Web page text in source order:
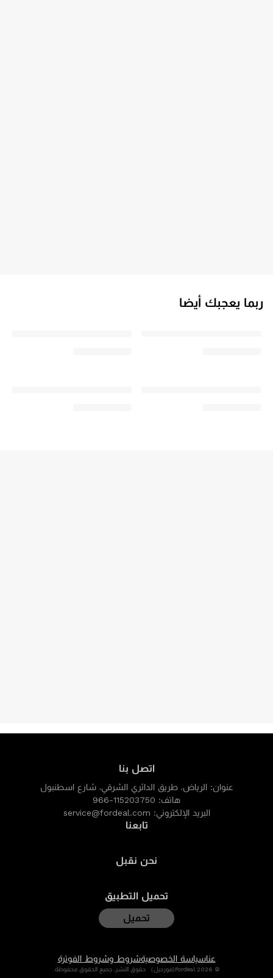
ربما يعجبك أيضا
اتصل بنا
عنوان: الرياض، طريق الدائري الشرقي، شارع اسطنبول
هاتف: 966-115203750
البريد الإلكتروني: service@fordeal.com
تابعنا
نحن نقبل
تحميل التطبيق
تحميل
عناسياسة الخصوصيةشروط وشروط الفوترة
© 2026 Fordeal(فورديل） حقوق النشر، جميع الحقوق محفوظة.